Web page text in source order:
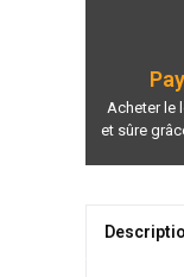
Acheter le
et sûre